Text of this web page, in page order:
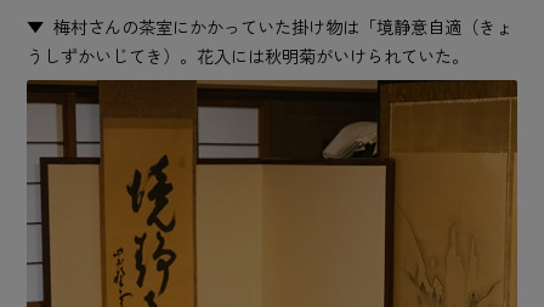
梅村さんの茶室にかかっていた掛け物は「境静意自適（きょ
うしずかいじてき）。花入には秋明菊がいけられていた。